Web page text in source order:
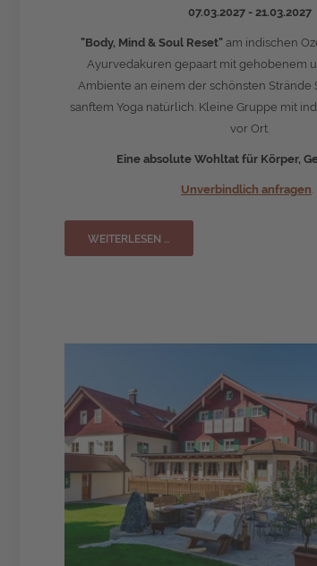
07.03.2027 - 21.03.2027
"Body, Mind & Soul Reset"am indischen
Ayurvedakuren gepaart mit gehobenem
Ambiente an einem der schönsten Strände
sanftem Yoga natürlich. Kleine Gruppe mit
vor Ort.
Eine absolute Wohltat für Körper,
Unverbindlich anfragen.
WEITERLESEN …